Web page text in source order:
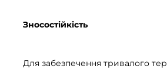
Зносостійкість
Для забезпечення тривалого